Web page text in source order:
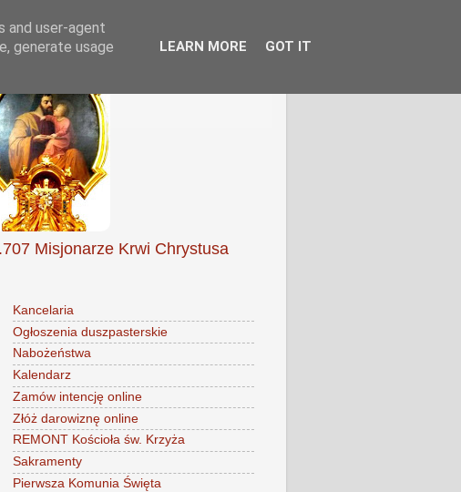
Misjonarze Krwi Chrystusa
Kancelaria
Ogłoszenia duszpasterskie
Nabożeństwa
Kalendarz
Zamów intencję online
Złóż darowiznę online
REMONT Kościoła św. Krzyża
Sakramenty
Pierwsza Komunia Święta
and user-agent
generate usage
LEARN MORE GOT IT